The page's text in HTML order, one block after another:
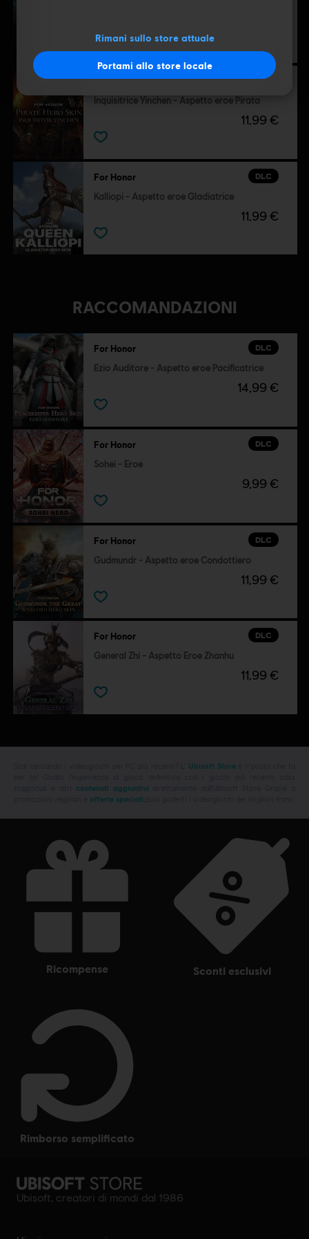
DLC
For Honor
Inquisitrice Yinchen - Aspetto eroe Pirata
11,99 €
DLC
For Honor
Kalliopi - Aspetto eroe Gladiatrice
11,99 €
RACCOMANDAZIONI
DLC
For Honor
Ezio Auditore - Aspetto eroe Pacificatrice
14,99 €
DLC
For Honor
Sohei - Eroe
9,99 €
DLC
For Honor
Gudmundr - Aspetto eroe Condottiero
11,99 €
DLC
For Honor
General Zhi - Aspetto Eroe Zhanhu
11,99 €
Ubisoft Storeè il posto che fa
contenuti aggiuntivi
offerte speciali
ricompense sconti esclusivi
rimborso semplificato
Ubisoft, creatori di mondi dal 1986
Rimani sullo store attuale
Portami allo store locale